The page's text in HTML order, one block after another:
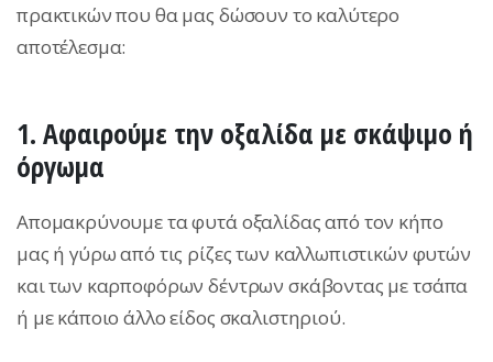
πρακτικών που θα μας δώσουν το καλύτερο
αποτέλεσμα:
1. Αφαιρούμε την οξαλίδα με σκάψιμο ή
όργωμα
Απομακρύνουμε τα φυτά οξαλίδας από τον κήπο
μας ή γύρω από τις ρίζες των καλλωπιστικών φυτών
και των καρποφόρων δέντρων σκάβοντας με τσάπα
ή με κάποιο άλλο είδος σκαλιστηριού.